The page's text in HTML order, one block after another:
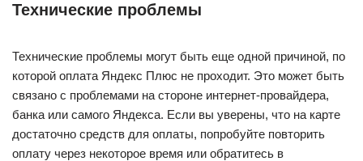
Технические проблемы
Технические проблемы могут быть еще одной причиной, по
которой оплата Яндекс Плюс не проходит. Это может быть
связано с проблемами на стороне интернет-провайдера,
банка или самого Яндекса. Если вы уверены, что на карте
достаточно средств для оплаты, попробуйте повторить
оплату через некоторое время или обратитесь в